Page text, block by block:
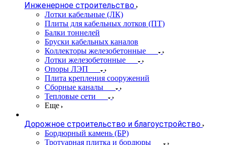
Инженерное строительство
Лотки кабельные (ЛК)
Плиты для кабельных лотков (ПТ)
Балки тоннелей
Бруски кабельных каналов
Коллекторы железобетонные
Лотки железобетонные
Опоры ЛЭП
Плита крепления сооружений
Сборные каналы
Тепловые сети
Еще
Дорожное строительство и благоустройство
Бордюрный камень (БР)
Тротуарная плитка и бордюры